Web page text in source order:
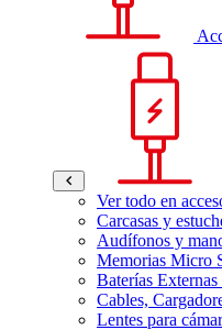
Ver todo en
Carcasas y
Audífonos y
Memorias Micro
Baterías
Cables,
Lentes para